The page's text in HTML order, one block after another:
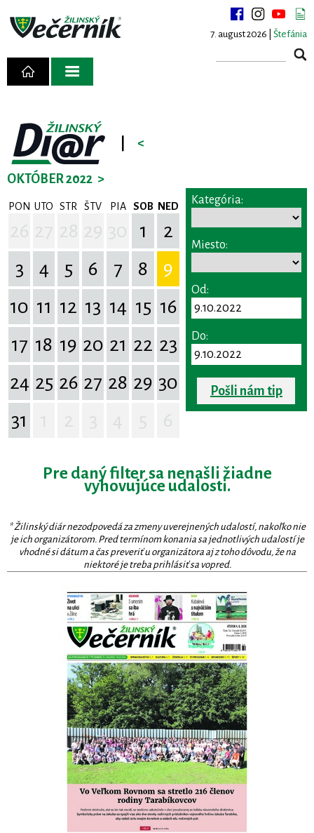
7. august 2026 | Štefánia
<
OKTÓBER 2022 >
PON UTO STR ŠTV PIA SOB NED
1
2
3
4 5 6 7 8
9
10 11 12 13 14 15 16
17 18 19 20 21 22 23
24 25 26 27 28 29 30
31
Kategória:
Miesto:
Od:
Do:
Pošli nám tip
Pre daný filter sa nenašli žiadne
vyhovujúce udalosti.
* Žilinský diár nezodpovedá za zmeny uverejnených udalostí, nakoľko nie
je ich organizátorom. Pred termínom konania sa jednotlivých udalostí je
vhodné si dátum a čas preveriť u organizátora aj z toho dôvodu, že na
niektoré je treba prihlásiť sa vopred.